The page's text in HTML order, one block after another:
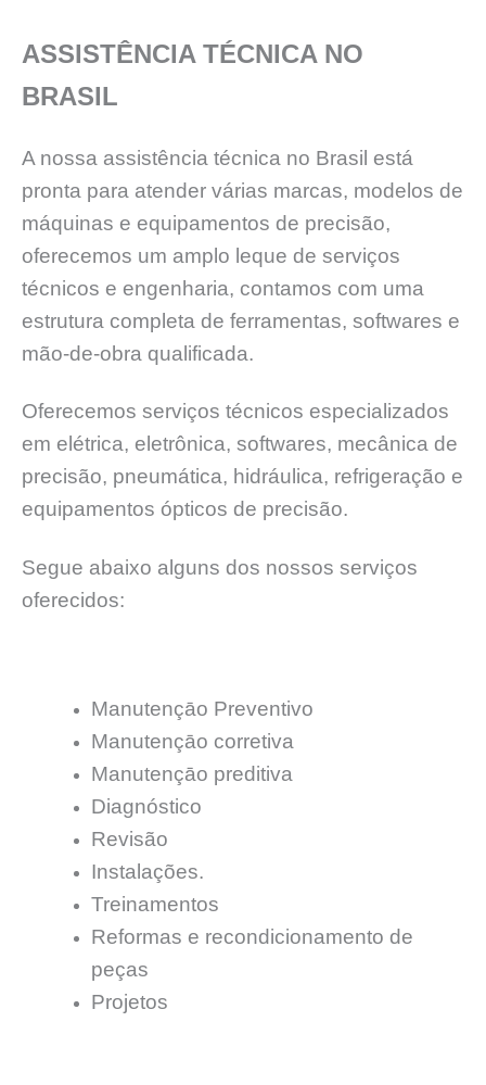
ASSISTÊNCIA TÉCNICA NO
BRASIL
A nossa assistência técnica no Brasil está
pronta para atender várias marcas, modelos de
máquinas e equipamentos de precisão,
oferecemos um amplo leque de serviços
técnicos e engenharia, contamos com uma
estrutura completa de ferramentas, softwares e
mão-de-obra qualificada.
Oferecemos serviços técnicos especializados
em elétrica, eletrônica, softwares, mecânica de
precisão, pneumática, hidráulica, refrigeração e
equipamentos ópticos de precisão.
Segue abaixo alguns dos nossos serviços
oferecidos:
Manutençāo Preventivo
Manutençāo corretiva
Manutençāo preditiva
Diagnóstico
Revisão
Instalações.
Treinamentos
Reformas e recondicionamento de
peças
Projetos